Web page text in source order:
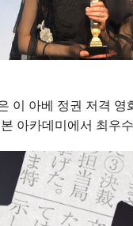
이 아베 정권 저격 영
아카데미에서 최우